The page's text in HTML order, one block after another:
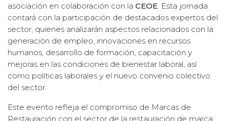
asociación en colaboración con la CEOE. Esta jornada
contará con la participación de destacados expertos del
sector, quienes analizarán aspectos relacionados con la
generación de empleo, innovaciones en recursos
humanos, desarrollo de formación, capacitación y
mejoras en las condiciones de bienestar laboral, así
como políticas laborales y el nuevo convenio colectivo
del sector.
Este evento refleja el compromiso de Marcas de
Restauración con el sector de la restauración de marca